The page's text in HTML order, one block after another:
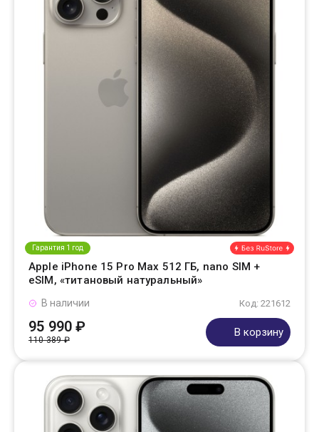
Гарантия 1 год
Apple iPhone 15 Pro Max 512 ГБ, nano SIM +
eSIM, «титановый натуральный»
Код: 221612
В наличии
95 990 ₽
110 389 ₽
В корзину